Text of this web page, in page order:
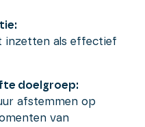
inzetten als effectief
doelgroep:
afstemmen op
van